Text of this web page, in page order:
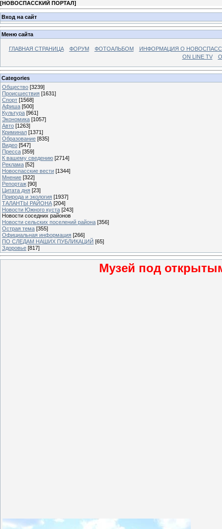
[НОВОСПАССКИЙ ПОРТАЛ]
Вход на сайт
Меню сайта
ГЛАВНАЯ СТРАНИЦА ФОРУМ ФОТОАЛЬБОМ
ИНФОРМАЦИЯ О
ON LINE TV
Categories
Общество [3239]
Происшествия [1631]
Спорт [1568]
Афиша [500]
Культура [961]
Экономика [1057]
Авто [1263]
Криминал [1371]
Образование [835]
Видео [547]
Пресса [359]
К вашему сведению [2714]
Реклама [52]
Новоспасские вести [1344]
Мнение [322]
Репортаж [90]
Цитата дня [23]
Природа и экология [1937]
ТАЛАНТЫ РАЙОНА [204]
Новости Южного куста [243]
Новости соседних районов
Новости сельских поселений района [356]
Острая тема [355]
Официальная информация [266]
ПО СЛЕДАМ НАШИХ ПУБЛИКАЦИЙ [65]
Здоровье [817]
Музей под